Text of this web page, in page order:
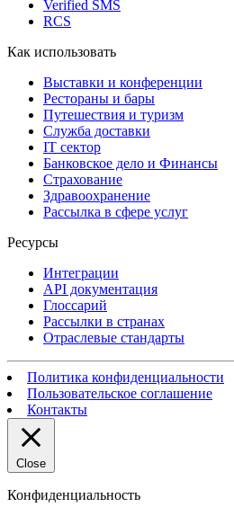
Verified SMS
RCS
Как использовать
Выставки и конференции
Рестораны и бары
Путешествия и туризм
Служба доставки
IT сектор
Банковское дело и Финансы
Страхование
Здравоохранение
Рассылка в сфере услуг
Ресурсы
Интеграции
API документация
Глоссарий
Рассылки в странах
Отраслевые стандарты
Политика конфиденциальности
Пользовательское соглашение
Контакты
Close
Конфиденциальность